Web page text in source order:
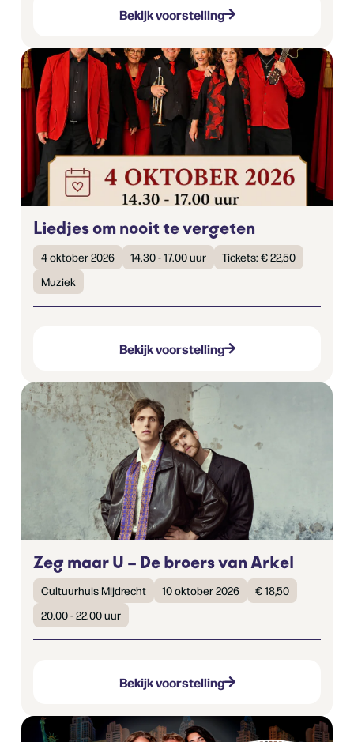
Bekijk voorstelling
Liedjes om nooit te vergeten
4 oktober 2026 14.30 - 17.00 uur
Tickets: € 22,50
Muziek
Bekijk voorstelling
Zeg maar U – De broers van Arkel
Cultuurhuis Mijdrecht 10 oktober 2026
€ 18,50
20.00 - 22.00 uur
Bekijk voorstelling